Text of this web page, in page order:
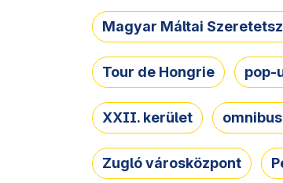
Magyar Máltai
Tour de Hongrie pop-
XXII. kerület
Zugló városközpont